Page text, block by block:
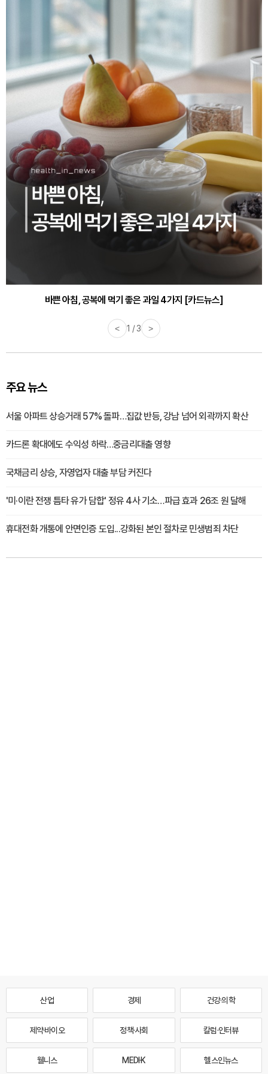
바쁜 아침, 공복에 먹기 좋은 과일 4가지 [카드뉴스]
< 1 / 3 >
주요 뉴스
서울 아파트 상승거래 57% 돌파…집값 반등, 강남 넘어 외곽까지 확산
카드론 확대에도 수익성 하락…중금리대출 영향
국채금리 상승, 자영업자 대출 부담 커진다
'미·이란 전쟁 틈타 유가 담합' 정유 4사 기소…파급 효과 26조 원 달해
휴대전화 개통에 안면인증 도입...강화된 본인 절차로 민생범죄 차단
산업 경제 건강·의학
제약·바이오 정책·사회 칼럼·인터뷰
웰니스 MEDI·K 헬스인뉴스